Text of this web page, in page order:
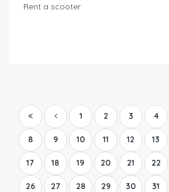
Rent a scooter
1 2 3 4
8 9 10 11 12 13
17 18 19 20 21 22
26 27 28 29 30 31